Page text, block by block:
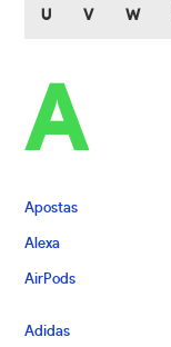
U V W
A
Apostas
Alexa
AirPods
Adidas